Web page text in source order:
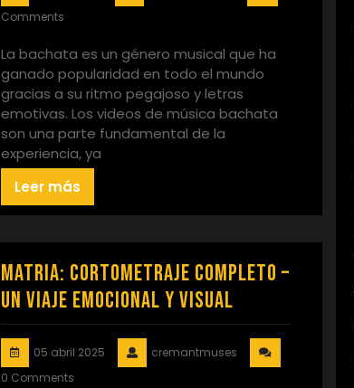
Comments
La bachata es un género musical que ha
ganado popularidad en todo el mundo
gracias a su ritmo pegajoso y letras
emotivas. Los videos de música bachata
son una parte fundamental de la
experiencia, ya
Leer más
Matria: Cortometraje Completo –
Un Viaje Emocional y Visual
05 abril 2025
cremantmuses
0 Comments